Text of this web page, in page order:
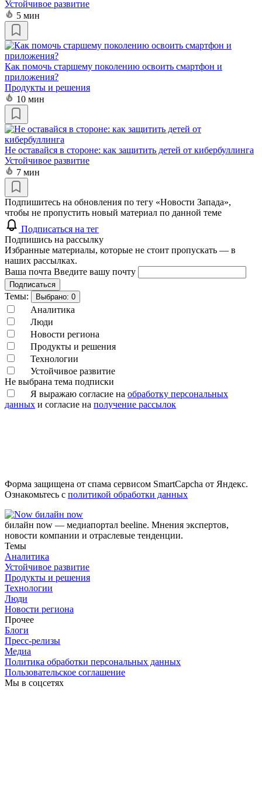
Устойчивое развитие
5 мин
Как помочь старшему поколению освоить смартфон и
приложения?
Продукты и решения
10 мин
Не оставайся в стороне: как защитить детей от кибербуллинга
Устойчивое развитие
7 мин
Подпишитесь на обновления по тегу «Новости Запада»,
чтобы не пропустить новый материал по данной теме
Подписаться на тег
Подпишись на рассылку
Избранные материалы, которые не стоит пропускать — в
наших рассылках.
Ваша почта Введите вашу почту
Подписаться
Темы: Выбрано: 0
Аналитика
Люди
Новости региона
Продукты и решения
Технологии
Устойчивое развитие
Не выбрана тема подписки
Я выражаю согласие на обработку персональных
данных и согласие на получение рассылок
Форма защищена от спама сервисом SmartCapcha от Яндекс.
Ознакомьтесь с политикой обработки данных
билайн now
билайн now — медиапортал beeline. Мнения экспертов,
новости компании и отраслевые тенденции.
Темы
Аналитика
Устойчивое развитие
Продукты и решения
Технологии
Люди
Новости региона
Прочее
Блоги
Пресс-релизы
Медиа
Политика обработки персональных данных
Пользовательское соглашение
Мы в соцсетях